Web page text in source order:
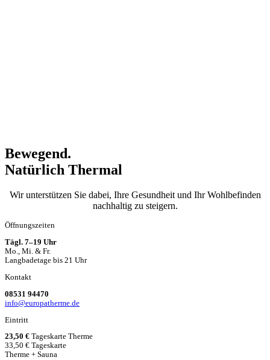
Bewegend.
Natürlich Thermal
Wir unterstützen Sie dabei, Ihre Gesundheit und Ihr Wohlbefinden
nachhaltig zu steigern.
Öffnungszeiten
Tägl. 7–19 Uhr
Mo., Mi. & Fr.
Langbadetage bis 21 Uhr
Kontakt
08531 94470
info@europatherme.de
Eintritt
23,50 € Tageskarte Therme
33,50 € Tageskarte
Therme + Sauna